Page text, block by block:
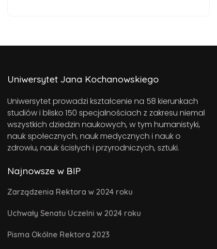
Uniwersytet Jana Kochanowskiego
Uniwersytet prowadzi kształcenie na 58 kierunkach
studiów i blisko 150 specjalnościach z zakresu niemal
wszystkich dziedzin naukowych, w tym humanistyki,
nauk społecznych, nauk medycznych i nauk o
zdrowiu, nauk ścisłych i przyrodniczych, sztuki.
Najnowsze w BIP
Zarządzenia Rektora w 2024 roku
Uchwały Senatu Uczelni w 2024 roku
Pisma Okólne Rektora 2023